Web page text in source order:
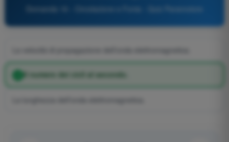
Il numero dei cicli al secondo.